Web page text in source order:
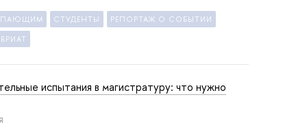
СТУДЕНТЫ РЕПОРТАЖ О СОБЫТИИ
испытания в магистратуру: что нужно